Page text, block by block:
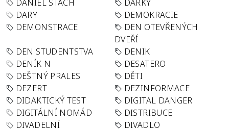
DANIEL STACH
DÁRKY
DARY
DEMOKRACIE
DEMONSTRACE
DEN OTEVŘENÝCH
DVEŘÍ
DEN STUDENTSTVA
DENIK
DENÍK N
DESATERO
DEŠTNÝ PRALES
DĚTI
DEZERT
DEZINFORMACE
DIDAKTICKÝ TEST
DIGITAL DANGER
DIGITÁLNÍ NOMÁD
DISTRIBUCE
DIVADELNÍ
DIVADLO